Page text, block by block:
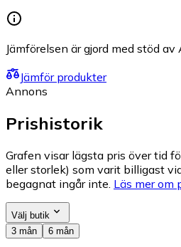
Jämförelsen är gjord med stöd
Jämför produkter
Annons
Prishistorik
Grafen visar lägsta pris över tid
eller storlek) som varit billigast
begagnat ingår inte. Läs mer om
Välj butik
3 mån
6 mån